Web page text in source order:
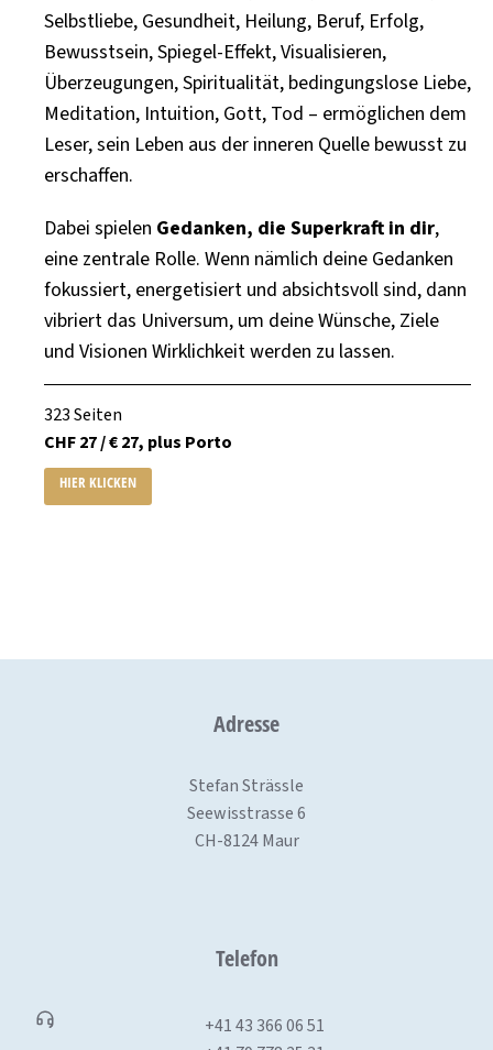
Selbstliebe, Gesundheit, Heilung, Beruf, Erfolg,
Bewusstsein, Spiegel-Effekt, Visualisieren,
Überzeugungen, Spiritualität, bedingungslose Liebe,
Meditation, Intuition, Gott, Tod – ermöglichen dem
Leser, sein Leben aus der inneren Quelle bewusst zu
erschaffen.
Dabei spielen Gedanken, die Superkraft in dir,
eine zentrale Rolle. Wenn nämlich deine Gedanken
fokussiert, energetisiert und absichtsvoll sind, dann
vibriert das Universum, um deine Wünsche, Ziele
und Visionen Wirklichkeit werden zu lassen.
323 Seiten
CHF 27 / € 27, plus Porto
HIER KLICKEN
Adresse
Stefan Strässle
Seewisstrasse 6
CH-8124 Maur
Telefon
+41 43 366 06 51